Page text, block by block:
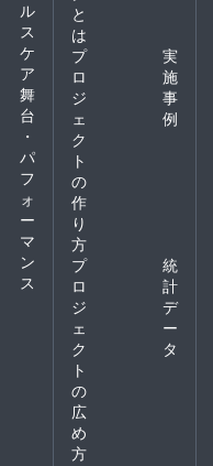
ル
ス
ケ
ア
舞
台
・
パ
フ
ォ
ー
マ
ン
ス
と
は
プ
ロ
ジ
ェ
ク
ト
の
作
り
方
実
施
事
例
プ
ロ
ジ
ェ
ク
ト
の
広
め
方
統
計
デ
ー
タ